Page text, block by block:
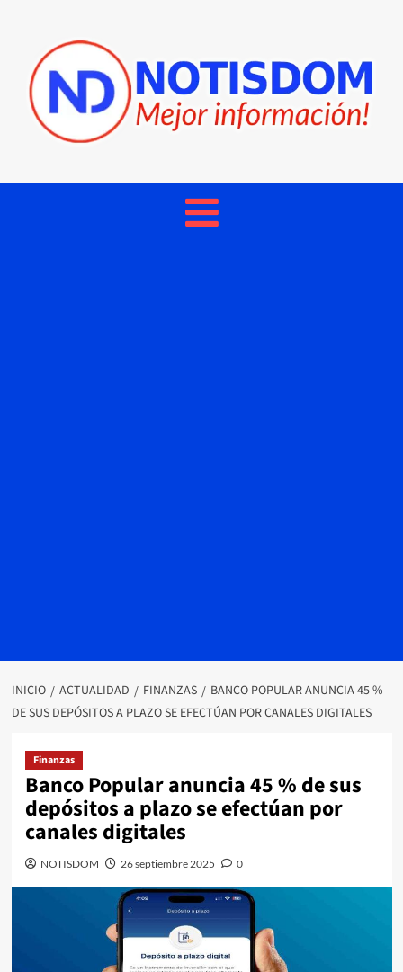
INICIO ACTUALIDAD FINANZAS
BANCO POPULAR ANUNCIA 45 %
DE SUS DEPÓSITOS A PLAZO SE EFECTÚAN POR CANALES DIGITALES
Finanzas
Banco Popular anuncia 45 % de sus
depósitos a plazo se efectúan por
canales digitales
NOTISDOM 26 septiembre 2025 0